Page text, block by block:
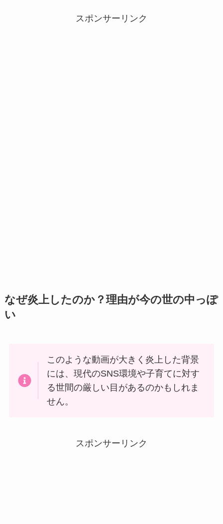
スポンサーリンク
なぜ炎上したのか？理由が今の世の中っぽ
い
このような動画が大きく炎上した背景
には、現代のSNS環境や子育てに対す
る世間の厳しい目があるのかもしれま
せん。
スポンサーリンク